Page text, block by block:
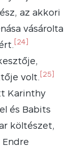
az akkori
vásárolta
[24]
volt. [25]
Karinthy
és Babits
költészet,